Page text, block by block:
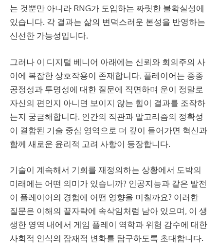
는 것뿐만 아니라 RNG가 도입하는 짜릿한 불확실성에
있습니다. 각 결과는 삶의 변덕스러운 본성을 반영하는
신선한 가능성입니다.
그러나 이 디지털 베니어 아래에는 신뢰와 회의주의 사
이에 복잡한 상호작용이 존재합니다. 플레이어는 종종
공정성과 투명성에 대한 질문에 직면하며 운이 정말로
자신의 편인지 아니면 보이지 않는 힘이 결과를 조작하
는지 궁금해합니다. 인간의 직관과 알고리즘의 정확성
이 결합된 기술 중심 영역으로 더 깊이 들어가면 혁신과
함께 새로운 윤리적 고려 사항이 등장합니다.
기술이 계속해서 기회를 재정의하는 상황에서 도박의
미래에는 어떤 의미가 있습니까? 인공지능과 같은 발전
이 플레이어의 경험에 어떤 영향을 미칠까요? 이러한
질문은 이해의 끝자락에 속삭임처럼 남아 있으며, 이 생
생한 영역 내에서 게임 플레이 역학과 위험 감수에 대한
사회적 인식의 잠재적 변화를 탐구하도록 초대합니다.